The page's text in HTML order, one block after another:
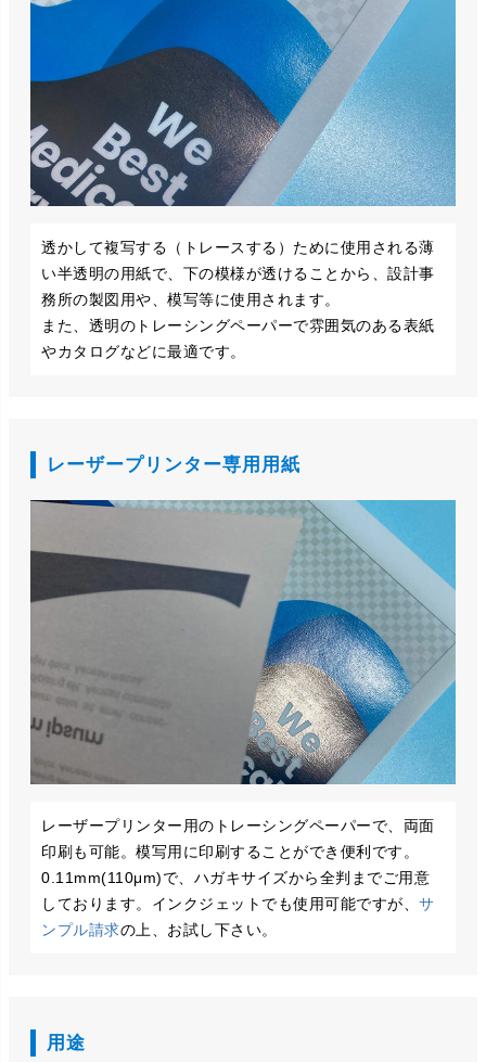
透かして複写する（トレースする）ために使用される薄
い半透明の用紙で、下の模様が透けることから、設計事
務所の製図用や、模写等に使用されます。
また、透明のトレーシングペーパーで雰囲気のある表紙
やカタログなどに最適です。
レーザープリンター専用用紙
レーザープリンター用のトレーシングペーパーで、両面
印刷も可能。模写用に印刷することができ便利です。
0.11mm(110μm)で、ハガキサイズから全判までご用意
しております。インクジェットでも使用可能ですが、 サ
ンプル請求の上、お試し下さい。
用途